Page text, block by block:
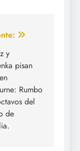
y
pisan
Rumbo
del
de